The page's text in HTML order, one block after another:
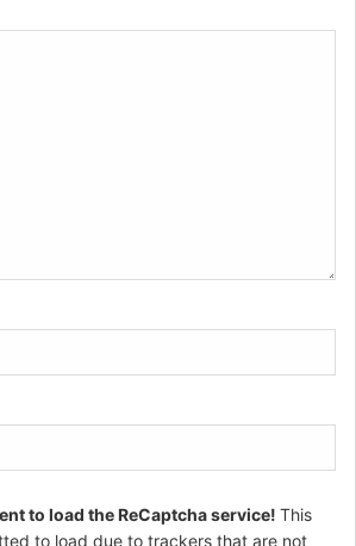
to load the ReCaptcha service! This
to load due to trackers that are not